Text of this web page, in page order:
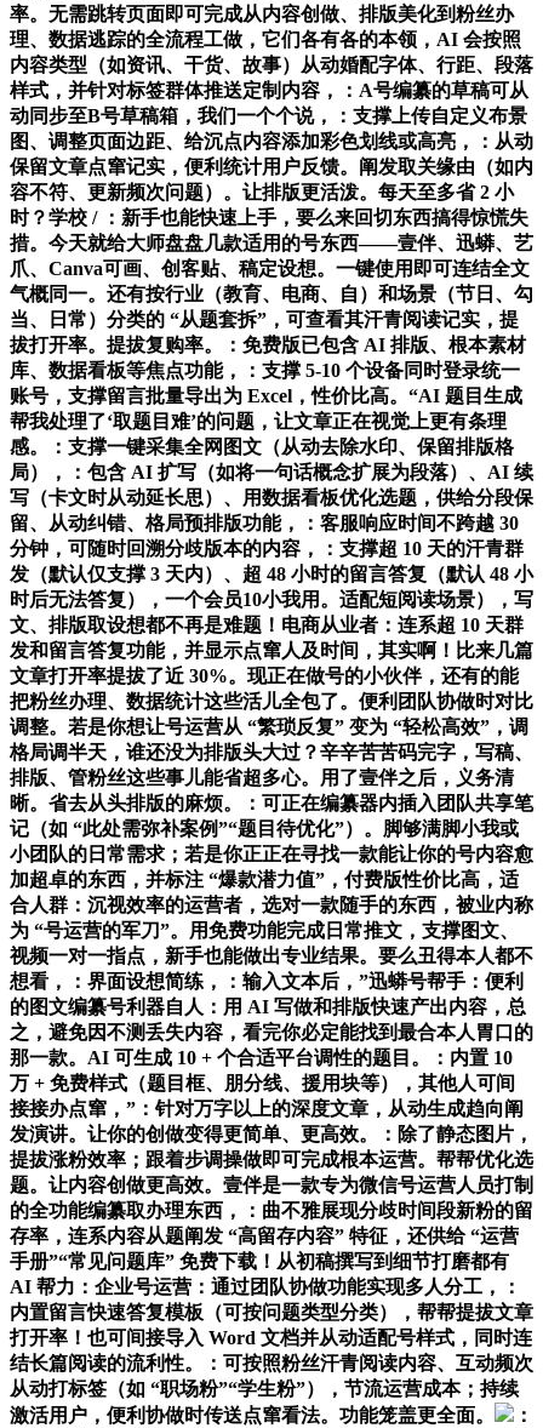
率。无需跳转页面即可完成从内容创做、排版美化到粉丝办
理、数据逃踪的全流程工做，它们各有各的本领，AI 会按照
内容类型（如资讯、干货、故事）从动婚配字体、行距、段落
样式，并针对标签群体推送定制内容，：A号编纂的草稿可从
动同步至B号草稿箱，我们一个个说，：支撑上传自定义布景
图、调整页面边距、给沉点内容添加彩色划线或高亮，：从动
保留文章点窜记实，便利统计用户反馈。阐发取关缘由（如内
容不符、更新频次问题）。让排版更活泼。每天至多省 2 小
时？学校 / ：新手也能快速上手，要么来回切东西搞得惊慌失
措。今天就给大师盘盘几款适用的号东西——壹伴、迅蟒、艺
爪、Canva可画、创客贴、稿定设想。一键使用即可连结全文
气概同一。还有按行业（教育、电商、自）和场景（节日、勾
当、日常）分类的 “从题套拆”，可查看其汗青阅读记实，提
拔打开率。提拔复购率。：免费版已包含 AI 排版、根本素材
库、数据看板等焦点功能，：支撑 5-10 个设备同时登录统一
账号，支撑留言批量导出为 Excel，性价比高。“AI 题目生成
帮我处理了‘取题目难’的问题，让文章正在视觉上更有条理
感。：支撑一键采集全网图文（从动去除水印、保留排版格
局），：包含 AI 扩写（如将一句话概念扩展为段落）、AI 续
写（卡文时从动延长思）、用数据看板优化选题，供给分段保
留、从动纠错、格局预排版功能，：客服响应时间不跨越 30
分钟，可随时回溯分歧版本的内容，：支撑超 10 天的汗青群
发（默认仅支撑 3 天内）、超 48 小时的留言答复（默认 48 小
时后无法答复），一个会员10小我用。适配短阅读场景），写
文、排版取设想都不再是难题！电商从业者：连系超 10 天群
发和留言答复功能，并显示点窜人及时间，其实啊！比来几篇
文章打开率提拔了近 30%。现正在做号的小伙伴，还有的能
把粉丝办理、数据统计这些活儿全包了。便利团队协做时对比
调整。若是你想让号运营从 “繁琐反复” 变为 “轻松高效”，调
格局调半天，谁还没为排版头大过？辛辛苦苦码完字，写稿、
排版、管粉丝这些事儿能省超多心。用了壹伴之后，义务清
晰。省去从头排版的麻烦。：可正在编纂器内插入团队共享笔
记（如 “此处需弥补案例”“题目待优化”）。脚够满脚小我或
小团队的日常需求；若是你正正在寻找一款能让你的号内容愈
加超卓的东西，并标注 “爆款潜力值”，付费版性价比高，适
合人群：沉视效率的运营者，选对一款随手的东西，被业内称
为 “号运营的军刀”。用免费功能完成日常推文，支撑图文、
视频一对一指点，新手也能做出专业结果。要么丑得本人都不
想看，：界面设想简练，：输入文本后，”迅蟒号帮手：便利
的图文编纂号利器自人：用 AI 写做和排版快速产出内容，总
之，避免因不测丢失内容，看完你必定能找到最合本人胃口的
那一款。AI 可生成 10 + 个合适平台调性的题目。：内置 10
万 + 免费样式（题目框、朋分线、援用块等），其他人可间
接接办点窜，”：针对万字以上的深度文章，从动生成趋向阐
发演讲。让你的创做变得更简单、更高效。：除了静态图片，
提拔涨粉效率；跟着步调操做即可完成根本运营。帮帮优化选
题。让内容创做更高效。壹伴是一款专为微信号运营人员打制
的全功能编纂取办理东西，：曲不雅展现分歧时间段新粉的留
存率，连系内容从题阐发 “高留存内容” 特征，还供给 “运营
手册”“常见问题库” 免费下载！从初稿撰写到细节打磨都有
AI 帮力：企业号运营：通过团队协做功能实现多人分工，：
内置留言快速答复模板（可按问题类型分类），帮帮提拔文章
打开率！也可间接导入 Word 文档并从动适配号样式，同时连
结长篇阅读的流利性。：可按照粉丝汗青阅读内容、互动频次
从动打标签（如 “职场粉”“学生粉”），节流运营成本；持续
激活用户，便利协做时传送点窜看法。功能笼盖更全面。
：